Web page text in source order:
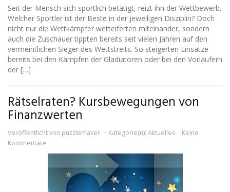
Seit der Mensch sich sportlich betätigt, reizt ihn der Wettbewerb.
Welcher Sportler ist der Beste in der jeweiligen Disziplin? Doch
nicht nur die Wettkämpfer wetteiferten miteinander, sondern
auch die Zuschauer tippten bereits seit vielen Jahren auf den
vermeintlichen Sieger des Wettstreits. So steigerten Einsätze
bereits bei den Kämpfen der Gladiatoren oder bei den Vorläufern
der […]
Rätselraten? Kursbewegungen von
Finanzwerten
Veröffentlicht von puzzlemaker Kategorie(n): Aktuelles
Keine
Kommentare